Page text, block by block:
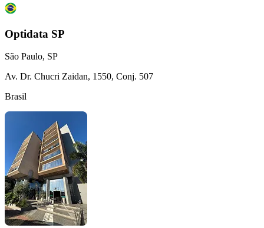
Optidata SP
São Paulo, SP
Av. Dr. Chucri Zaidan, 1550, Conj. 507
Brasil